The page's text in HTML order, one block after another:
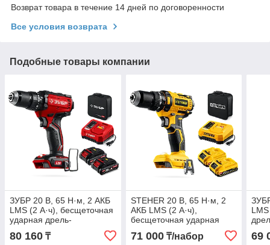
Возврат товара в течение 14 дней по договоренности
Все условия возврата
Подобные товары компании
ЗУБР 20 В, 65 Н·м, 2 АКБ
LMS (2 А·ч), бесщеточная
ударная дрель-
шуруповерт, сумка
(ДБУ-65-22)
80 160 ₸
STEHER 20 В, 65 Н·м, 2
АКБ LMS (2 А·ч),
бесщеточная ударная
дрель-шуруповерт, сумка
(CBS-65-22)
71 000₸/набор 69